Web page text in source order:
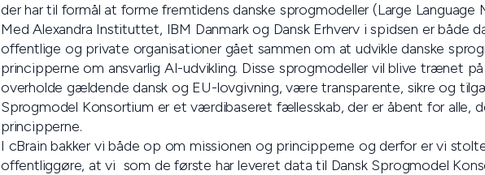
der har til formål at forme fremtidens danske sprogmodeller (Large Language
Med Alexandra Instituttet, IBM Danmark og Dansk Erhverv i spidsen er både
offentlige og private organisationer gået sammen om at udvikle danske
principperne om ansvarlig AI-udvikling. Disse sprogmodeller vil blive trænet
overholde gældende dansk og EU-lovgivning, være transparente, sikre og
Sprogmodel Konsortium er et værdibaseret fællesskab, der er åbent for alle,
principperne.
I cBrain bakker vi både op om missionen og principperne og derfor er vi
offentliggøre, at vi som de første har leveret data til Dansk Sprogmodel